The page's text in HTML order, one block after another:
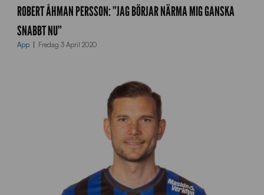
ROBERT ÅHMAN PERSSON: ”JAG BÖRJAR NÄRMA MIG GANSKA
SNABBT NU”
App Fredag 3 April 2020